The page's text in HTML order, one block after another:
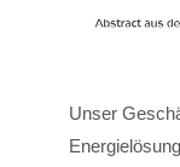
Unser